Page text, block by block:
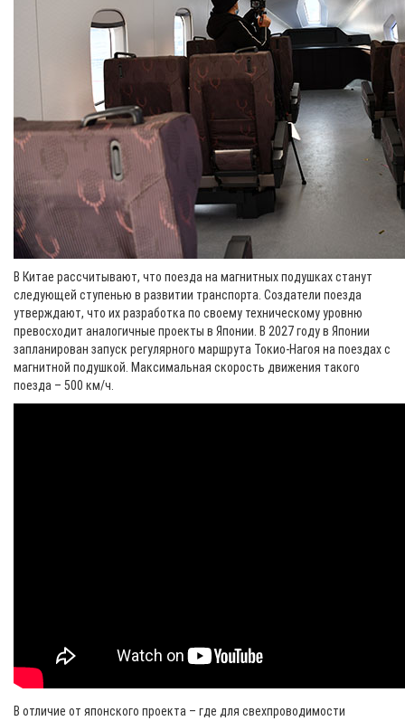
В Китае рассчитывают, что поезда на магнитных подушках станут
следующей ступенью в развитии транспорта. Создатели поезда
утверждают, что их разработка по своему техническому уровню
превосходит аналогичные проекты в Японии. В 2027 году в Японии
запланирован запуск регулярного маршрута Токио-Нагоя на поездах с
магнитной подушкой. Максимальная скорость движения такого
поезда – 500 км/ч.
В отличие от японского проекта – где для свехпроводимости